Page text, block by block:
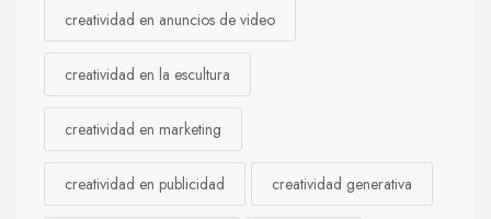
creatividad en anuncios de video
creatividad en la escultura
creatividad en marketing
creatividad en publicidad creatividad generativa